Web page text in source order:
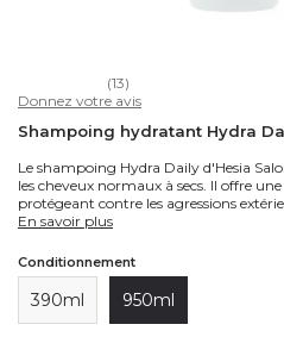
(13)
Donnez votre avis
Shampoing hydratant Hydra
Le shampoing Hydra Daily d'Hesia
les cheveux normaux à secs. Il offre
protégeant contre les agressions
En savoir plus
Conditionnement
390ml 950ml